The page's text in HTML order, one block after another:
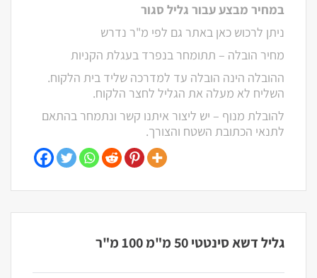
במחיר מבצע עבור גליל סגור
ניתן לרכוש כאן באתר גם לפי מ"ר נדרש
מחיר הובלה – תתומחר בנפרד בעגלת הקניות
ההובלה הינה הובלה עד למדרכה שליד בית הלקוח.
השליח לא מעלה את הגליל לחצר הלקוח.
להובלת מנוף – יש ליצור איתנו קשר ונתמחר בהתאם
לתנאי הכתובת השטח והצורך.
גליל דשא סינטטי 50 מ"מ 100 מ"ר